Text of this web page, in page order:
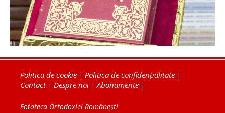
Politica de cookie | Politica de confidențialitate |
Contact| Despre noi |Abonamente |
Fototeca Ortodoxiei Românești